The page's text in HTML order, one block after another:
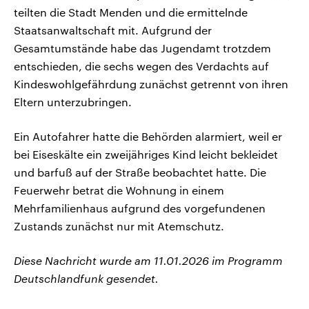
teilten die Stadt Menden und die ermittelnde
Staatsanwaltschaft mit. Aufgrund der
Gesamtumstände habe das Jugendamt trotzdem
entschieden, die sechs wegen des Verdachts auf
Kindeswohlgefährdung zunächst getrennt von ihren
Eltern unterzubringen.
Ein Autofahrer hatte die Behörden alarmiert, weil er
bei Eiseskälte ein zweijähriges Kind leicht bekleidet
und barfuß auf der Straße beobachtet hatte. Die
Feuerwehr betrat die Wohnung in einem
Mehrfamilienhaus aufgrund des vorgefundenen
Zustands zunächst nur mit Atemschutz.
Diese Nachricht wurde am 11.01.2026 im Programm
Deutschlandfunk gesendet.